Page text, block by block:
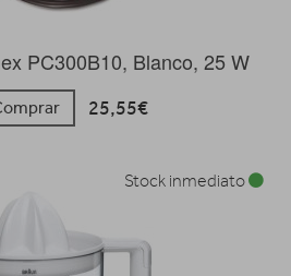
PC300B10, Blanco, 25 W
25,55€
Stock inmediato